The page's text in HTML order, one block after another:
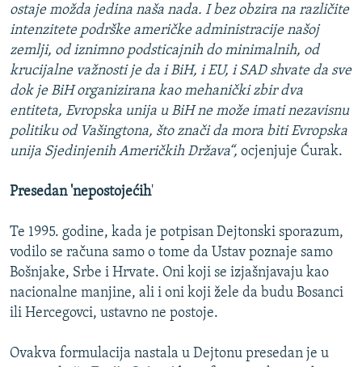
ostaje možda jedina naša nada. I bez obzira na različite
intenzitete podrške američke administracije našoj
zemlji, od iznimno podsticajnih do minimalnih, od
krucijalne važnosti je da i BiH, i EU, i SAD shvate da sve
dok je BiH organizirana kao mehanički zbir dva
entiteta, Evropska unija u BiH ne može imati nezavisnu
politiku od Vašingtona, što znači da mora biti Evropska
unija Sjedinjenih Američkih Država“, ocjenjuje Ćurak.
Presedan 'nepostojećih'
Te 1995. godine, kada je potpisan Dejtonski sporazum,
vodilo se računa samo o tome da Ustav poznaje samo
Bošnjake, Srbe i Hrvate. Oni koji se izjašnjavaju kao
nacionalne manjine, ali i oni koji žele da budu Bosanci
ili Hercegovci, ustavno ne postoje.
Ovakva formulacija nastala u Dejtonu presedan je u